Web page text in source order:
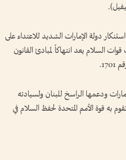
دولة الإمارات الشديد للاعتداء على
السلام يعد انتهاكاً لمبادئ القانون
ودعمها الراسخ للبنان ولسيادته
به قوة الأمم المتحدة لحفظ السلام في